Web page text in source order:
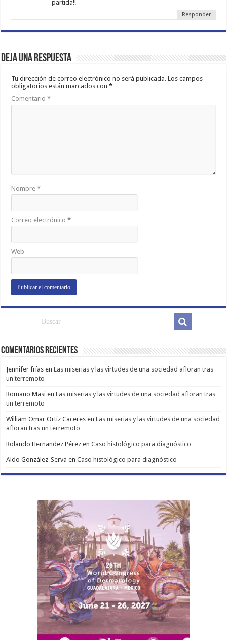
partida!!
Responder
Deja una respuesta
Tu dirección de correo electrónico no será publicada. Los campos
obligatorios están marcados con*
Comentario*
Nombre*
Correo electrónico*
Web
Comentarios Recientes
Jennifer frías enLas miserias y las virtudes de una sociedad afloran tras
un terremoto
Romano Masi enLas miserias y las virtudes de una sociedad afloran tras
un terremoto
William Omar Ortiz Caceres enLas miserias y las virtudes de una sociedad
afloran tras un terremoto
Rolando Hernandez Pérez enCaso histológico para diagnóstico
Aldo González-Serva enCaso histológico para diagnóstico